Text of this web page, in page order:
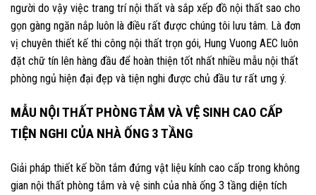
người do vậy việc trang trí nội thất và sắp xếp đồ nội thất sao cho
gọn gàng ngăn nắp luôn là điều rất được chúng tôi lưu tâm. Là đơn
vị chuyên thiết kế thi công nội thất trọn gói, Hung Vuong AEC luôn
đặt chữ tín lên hàng đầu để hoàn thiện tốt nhất nhiều mẫu nội thất
phòng ngủ hiện đại đẹp và tiện nghi được chủ đầu tư rất ưng ý.
MẪU NỘI THẤT PHÒNG TẮM VÀ VỆ SINH CAO CẤP
TIỆN NGHI CỦA NHÀ ỐNG 3 TẦNG
Giải pháp thiết kế bồn tắm đứng vật liệu kính cao cấp trong không
gian nội thất phòng tắm và vệ sinh của nhà ống 3 tầng diện tích